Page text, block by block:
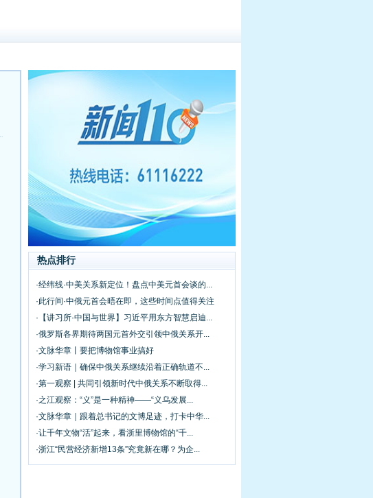
热点排行
·经纬线·中美关系新定位！盘点中美元首会谈的...
·此行间·中俄元首会晤在即，这些时间点值得关注
·【讲习所·中国与世界】习近平用东方智慧启迪...
·俄罗斯各界期待两国元首外交引领中俄关系开...
·文脉华章丨要把博物馆事业搞好
·学习新语｜确保中俄关系继续沿着正确轨道不...
·第一观察 | 共同引领新时代中俄关系不断取得...
·之江观察：“义”是一种精神——“义乌发展...
·文脉华章｜跟着总书记的文博足迹，打卡中华...
·让千年文物“活”起来，看浙里博物馆的“千...
·浙江“民营经济新增13条”究竟新在哪？为企...